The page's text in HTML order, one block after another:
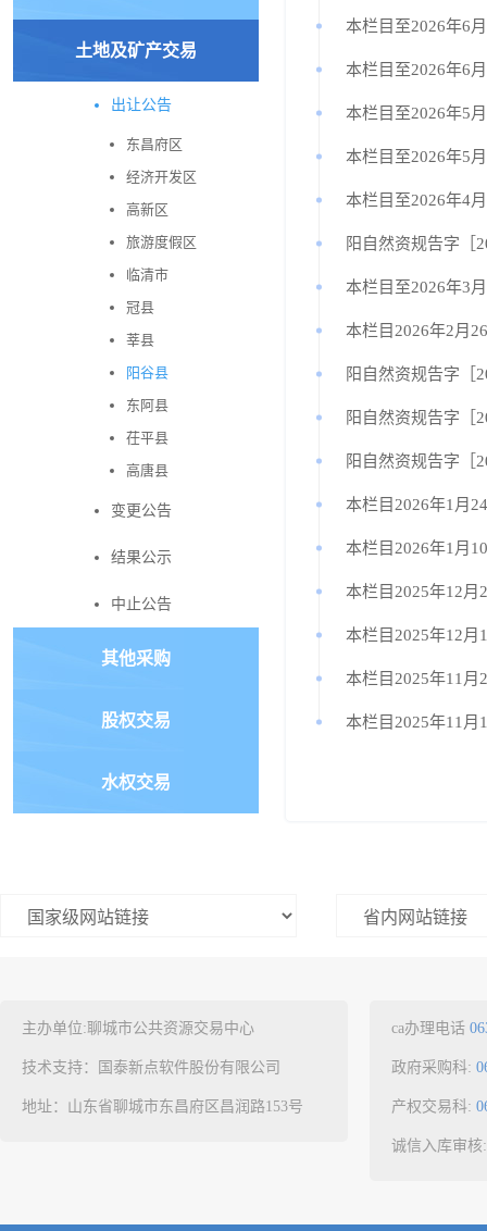
土地及矿产交易
出让公告
东昌府区
经济开发区
高新区
旅游度假区
临清市
冠县
莘县
阳谷县
东阿县
茌平县
高唐县
变更公告
结果公示
中止公告
其他采购
股权交易
水权交易
本栏目至2026年6
本栏目至2026年6
本栏目至2026年5
本栏目至2026年5
本栏目至2026年4
阳自然资规告字［
本栏目至2026年3
本栏目2026年2月
阳自然资规告字［
阳自然资规告字［
阳自然资规告字［
本栏目2026年1月
本栏目2026年1月
本栏目2025年12月
本栏目2025年12月
本栏目2025年11月
本栏目2025年11月
主办单位:聊城市公共资源交易中心
技术支持：国泰新点软件股份有限公司
地址：山东省聊城市东昌府区昌润路153号
ca办理电话
政府采购科:
产权交易科:
诚信入库审